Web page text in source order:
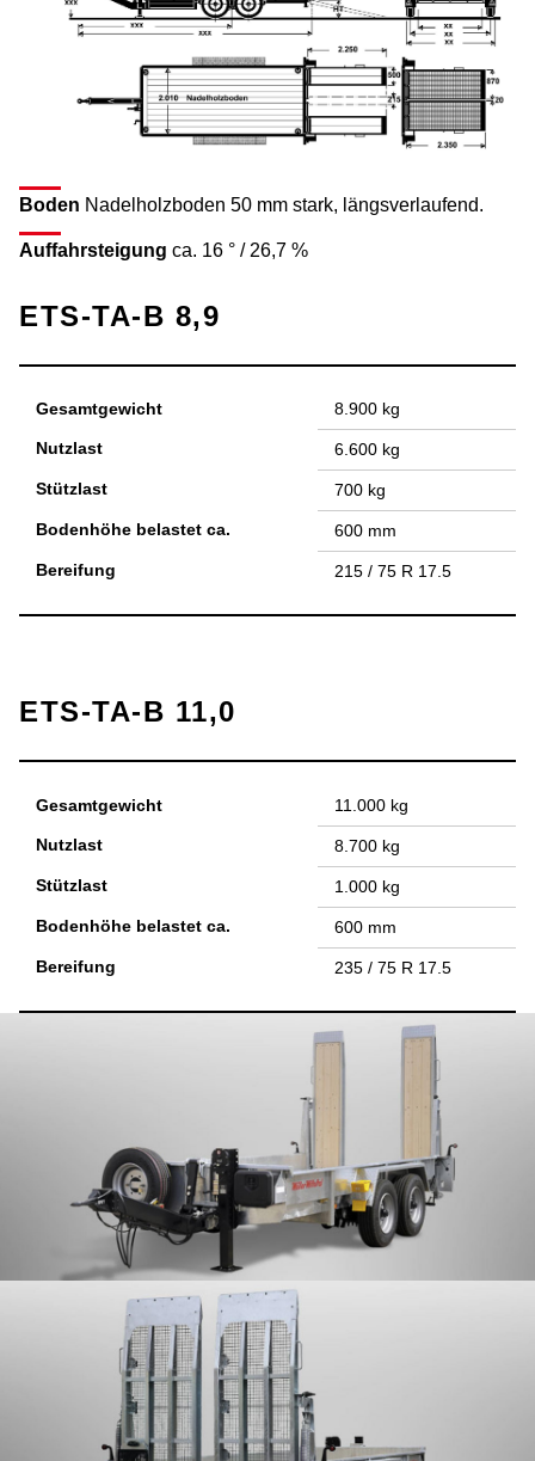
Boden Nadelholzboden 50 mm stark, längsverlaufend.
Auffahrsteigung ca. 16 ° / 26,7 %
ETS-TA-B 8,9
Gesamtgewicht 8.900 kg
Nutzlast 6.600 kg
Stützlast 700 kg
Bodenhöhe belastet ca. 600 mm
Bereifung 215 / 75 R 17.5
ETS-TA-B 11,0
Gesamtgewicht 11.000 kg
Nutzlast 8.700 kg
Stützlast 1.000 kg
Bodenhöhe belastet ca. 600 mm
Bereifung 235 / 75 R 17.5